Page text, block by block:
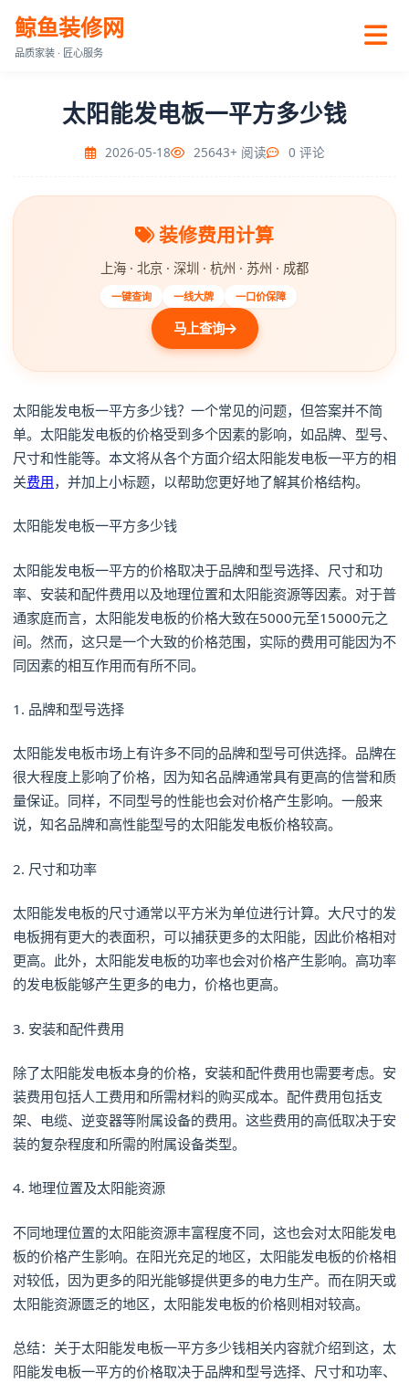
鲸鱼装修网
品质家装 · 匠心服务
太阳能发电板一平方多少钱
2026-05-18 25643+ 阅读 0 评论
装修费用计算
上海 · 北京 · 深圳 · 杭州 · 苏州 · 成都
一键查询 一线大牌 一口价保障
马上查询
太阳能发电板一平方多少钱？一个常见的问题，但答案并不简
单。太阳能发电板的价格受到多个因素的影响，如品牌、型号、
尺寸和性能等。本文将从各个方面介绍太阳能发电板一平方的相
关费用，并加上小标题，以帮助您更好地了解其价格结构。
太阳能发电板一平方多少钱
太阳能发电板一平方的价格取决于品牌和型号选择、尺寸和功
率、安装和配件费用以及地理位置和太阳能资源等因素。对于普
通家庭而言，太阳能发电板的价格大致在5000元至15000元之
间。然而，这只是一个大致的价格范围，实际的费用可能因为不
同因素的相互作用而有所不同。
1. 品牌和型号选择
太阳能发电板市场上有许多不同的品牌和型号可供选择。品牌在
很大程度上影响了价格，因为知名品牌通常具有更高的信誉和质
量保证。同样，不同型号的性能也会对价格产生影响。一般来
说，知名品牌和高性能型号的太阳能发电板价格较高。
2. 尺寸和功率
太阳能发电板的尺寸通常以平方米为单位进行计算。大尺寸的发
电板拥有更大的表面积，可以捕获更多的太阳能，因此价格相对
更高。此外，太阳能发电板的功率也会对价格产生影响。高功率
的发电板能够产生更多的电力，价格也更高。
3. 安装和配件费用
除了太阳能发电板本身的价格，安装和配件费用也需要考虑。安
装费用包括人工费用和所需材料的购买成本。配件费用包括支
架、电缆、逆变器等附属设备的费用。这些费用的高低取决于安
装的复杂程度和所需的附属设备类型。
4. 地理位置及太阳能资源
不同地理位置的太阳能资源丰富程度不同，这也会对太阳能发电
板的价格产生影响。在阳光充足的地区，太阳能发电板的价格相
对较低，因为更多的阳光能够提供更多的电力生产。而在阴天或
太阳能资源匮乏的地区，太阳能发电板的价格则相对较高。
总结：关于太阳能发电板一平方多少钱相关内容就介绍到这，太
阳能发电板一平方的价格取决于品牌和型号选择、尺寸和功率、